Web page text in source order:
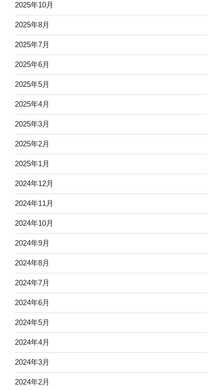
2025年10月
2025年8月
2025年7月
2025年6月
2025年5月
2025年4月
2025年3月
2025年2月
2025年1月
2024年12月
2024年11月
2024年10月
2024年9月
2024年8月
2024年7月
2024年6月
2024年5月
2024年4月
2024年3月
2024年2月